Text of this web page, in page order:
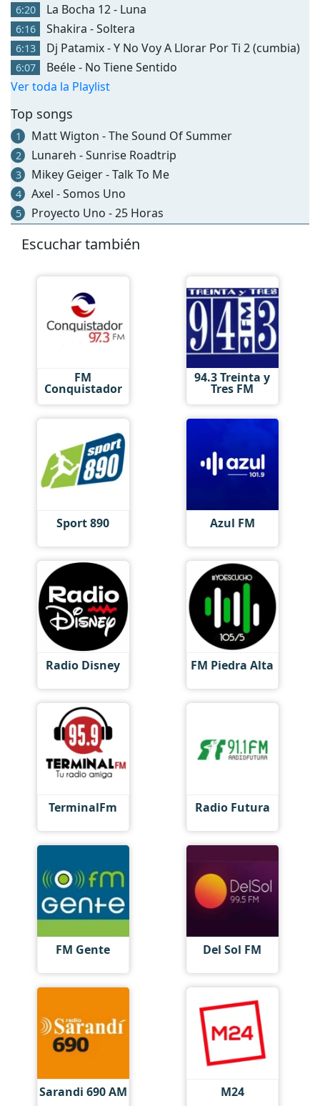
6:20 La Bocha 12 - Luna
6:16 Shakira - Soltera
6:13 Dj Patamix - Y No Voy A Llorar Por Ti 2 (cumbia)
6:07
Beéle - No Tiene Sentido
Ver toda la Playlist
Top songs
1 Matt Wigton - The Sound Of Summer
2 Lunareh - Sunrise Roadtrip
3 Mikey Geiger - Talk To Me
4 Axel - Somos Uno
5 Proyecto Uno - 25 Horas
Escuchar también
FM
Conquistador
94.3 Treinta y
Tres FM
Sport 890 Azul FM
Radio Disney FM Piedra Alta
TerminalFm Radio Futura
FM Gente Del Sol FM
Sarandi 690 AM M24